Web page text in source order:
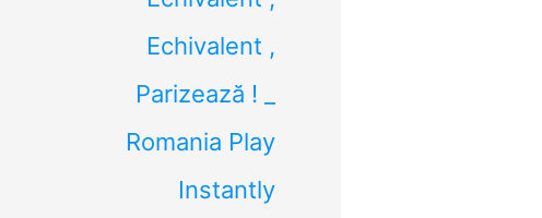
Echivalent ,
Parizează ! _
Romania Play
Instantly